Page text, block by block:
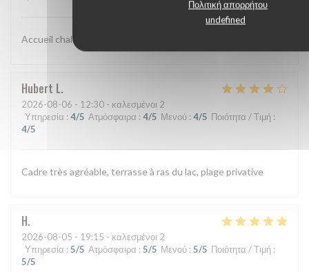
Πολιτική απορρήτου
undefined
Accueil chaleureux et excellent repas
Hubert L
2026-08-06 - 12:30 - καλεσμένοι 2
Υπηρεσία : 4/5 Ατμόσφαιρα : 4/5 Μενού : 4/5 Ποιότητα / Τιμή :
4/5
Cadre très agréable, terrasse à ras du lac, plage privative
H
2026-08-05 - 19:15 - καλεσμένοι 2
Υπηρεσία : 5/5 Ατμόσφαιρα : 5/5 Μενού : 5/5 Ποιότητα / Τιμή :
5/5